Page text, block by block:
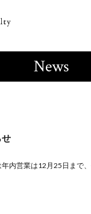
News
せ
内営業は12月25日まで